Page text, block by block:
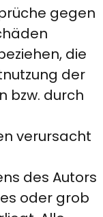
gegen
die
der
bzw. durch
verursacht
des Autors
oder grob